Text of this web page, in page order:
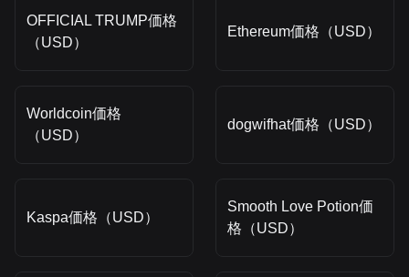
OFFICIAL TRUMP価格
（USD）
Ethereum価格（USD）
Worldcoin価格
（USD）
dogwifhat価格（USD）
Kaspa価格（USD）
Smooth Love Potion価
格（USD）